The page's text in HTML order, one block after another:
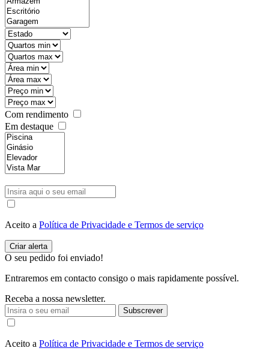
Com rendimento
Em destaque
Aceito a Política de Privacidade e Termos de serviço
O seu pedido foi enviado!
Entraremos em contacto consigo o mais rapidamente possível.
Receba a nossa newsletter.
Subscrever
Aceito a Política de Privacidade e Termos de serviço